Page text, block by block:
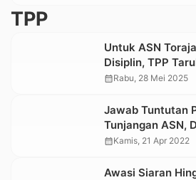
TPP
Untuk ASN
Disiplin, TPP
calendar_monthRabu, 28 Mei 2025
Jawab Tuntutan
Tunjangan ASN,
Akan Panggil
calendar_monthKamis, 21 Apr 2022
Awasi Siaran